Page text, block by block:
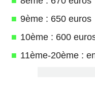
9ème : 650 euros
10ème : 600
11ème-20ème :